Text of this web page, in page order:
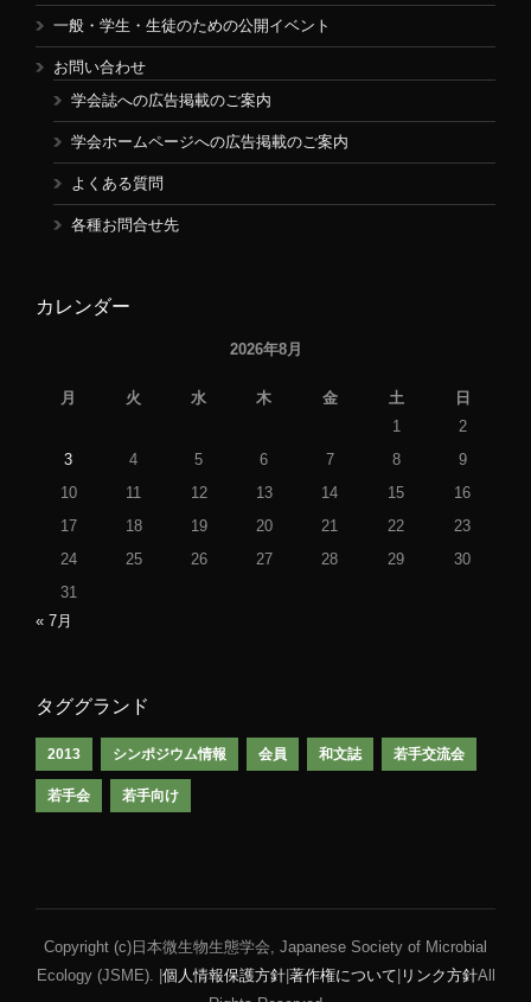
一般・学生・生徒のための公開イベント
お問い合わせ
学会誌への広告掲載のご案内
学会ホームページへの広告掲載のご案内
よくある質問
各種お問合せ先
カレンダー
2026年8月
月 火 水 木 金 土
日
1
2
3
4 5 6 7 8
9
10
11 12 13 14 15
16
17
18 19 20 21 22
23
24
25 26 27 28 29
30
31
« 7月
タググランド
2013 シンポジウム情報 会員 和文誌 若手交流会
若手会 若手向け
Copyright (c)日本微生物生態学会, Japanese Society of Microbial
Ecology (JSME). | 個人情報保護方針| 著作権について リンク方針All